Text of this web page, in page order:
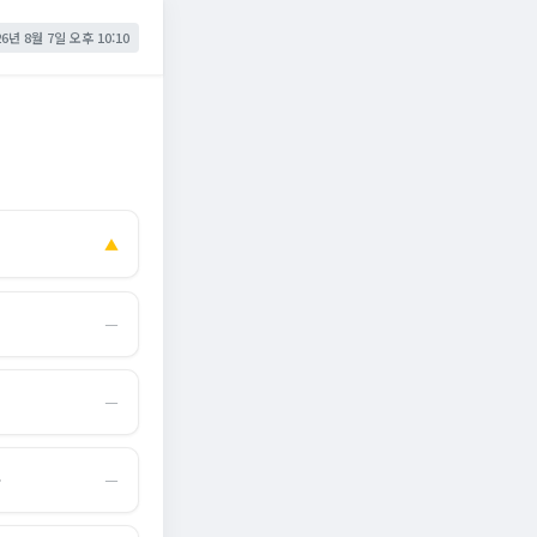
년 8월 7일 오후 10:10
▲
―
―
―